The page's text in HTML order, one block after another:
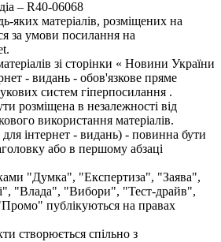
– R40-06068
яких матеріалів, розміщених на
за умови посилання на
зі сторінки « Новини України
- видань - обов'язкове пряме
систем гіперпосилання .
розміщена в незалежності від
використання матеріалів.
інтернет - видань) - повинна бути
або в першому абзаці
"Думка", "Експертиза", "Заява",
"Влада", "Вибори", "Тест-драйв",
публікуються на правах
створюється спільно з